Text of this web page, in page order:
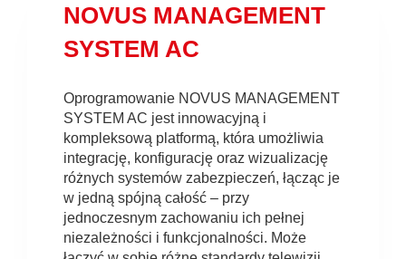
NOVUS MANAGEMENT
SYSTEM AC
Oprogramowanie NOVUS MANAGEMENT
SYSTEM AC jest innowacyjną i
kompleksową platformą, która umożliwia
integrację, konfigurację oraz wizualizację
różnych systemów zabezpieczeń, łącząc je
w jedną spójną całość – przy
jednoczesnym zachowaniu ich pełnej
niezależności i funkcjonalności. Może